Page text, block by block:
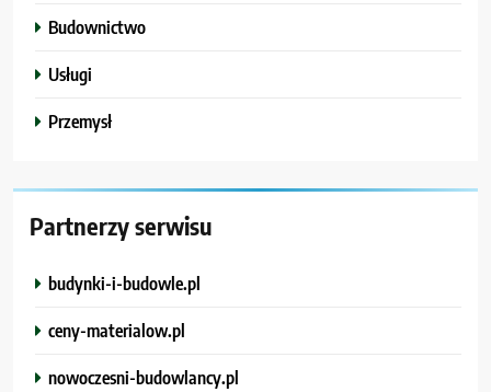
Budownictwo
Usługi
Przemysł
Partnerzy serwisu
budynki-i-budowle.pl
ceny-materialow.pl
nowoczesni-budowlancy.pl